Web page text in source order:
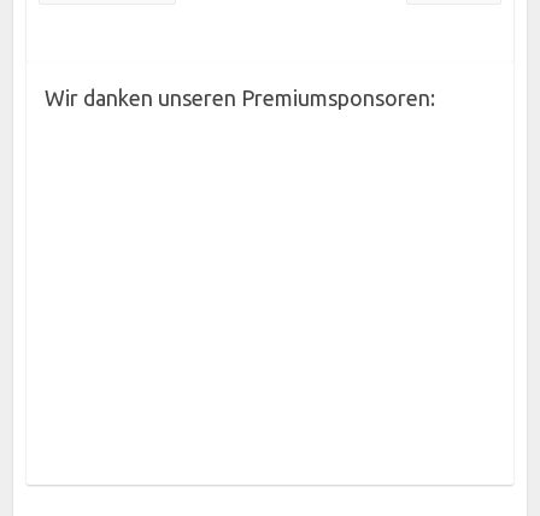
Wir danken unseren Premiumsponsoren: